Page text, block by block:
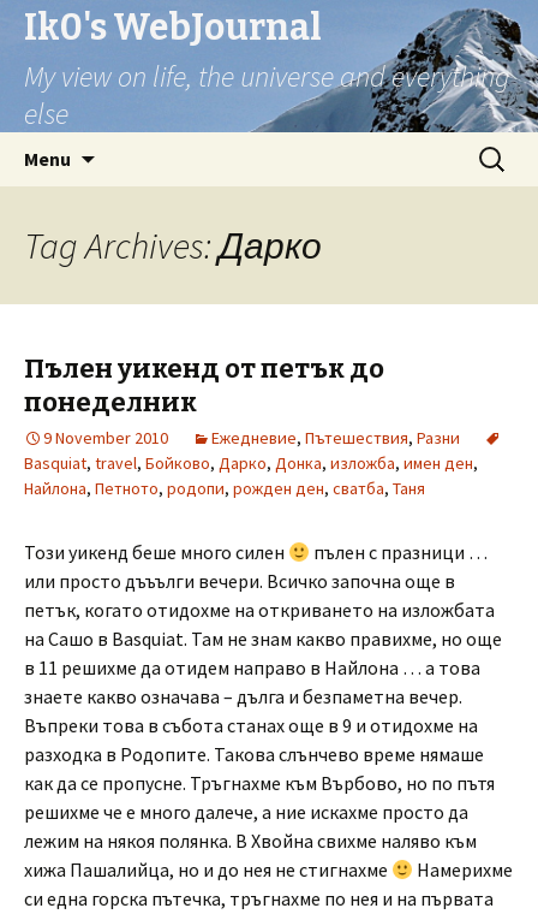
Ik0's WebJournal
My view on life, the universe and everything
else
Menu
Search
for:
Tag Archives: Дарко
Пълен уикенд от петък до
понеделник
9 November 2010 Ежедневие, Пътешествия, Разни
Basquiat, travel, Бойково, Дарко, Донка, изложба, имен ден,
Найлона, Петното, родопи, рожден ден, сватба, Таня
Този уикенд беше много силен
пълен с празници …
или просто дъъълги вечери. Всичко започна още в
петък, когато отидохме на откриването на изложбата
на Сашо в Basquiat. Там не знам какво правихме, но още
в 11 решихме да отидем направо в Найлона … а това
знаете какво означава – дълга и безпаметна вечер.
Въпреки това в събота станах още в 9 и отидохме на
разходка в Родопите. Такова слънчево време нямаше
как да се пропусне. Тръгнахме към Върбово, но по пътя
решихме че е много далече, а ние искахме просто да
лежим на някоя полянка. В Хвойна свихме наляво към
хижа Пашалийца, но и до нея не стигнахме
Намерихме
си една горска пътечка, тръгнахме по нея и на първата